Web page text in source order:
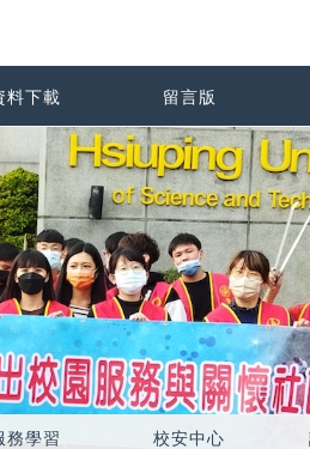
料下載 留言版
務學習 校安中心